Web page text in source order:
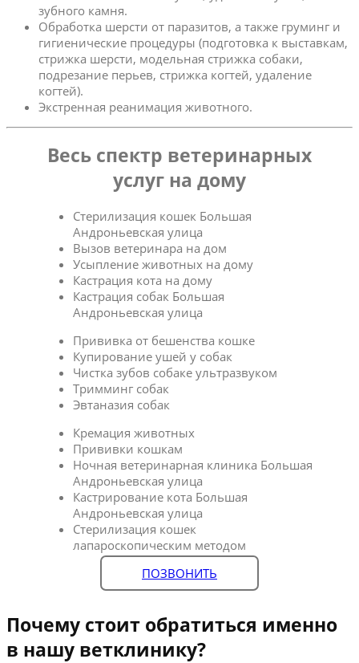
зубного камня.
Обработка шерсти от паразитов, а также груминг и
гигиенические процедуры (подготовка к выставкам,
стрижка шерсти, модельная стрижка собаки,
подрезание перьев, стрижка когтей, удаление
когтей).
Экстренная реанимация животного.
Весь спектр ветеринарных
услуг на дому
Стерилизация кошек Большая
Андроньевская улица
Вызов ветеринара на дом
Усыпление животных на дому
Кастрация кота на дому
Кастрация собак Большая
Андроньевская улица
Прививка от бешенства кошке
Купирование ушей у собак
Чистка зубов собаке ультразвуком
Тримминг собак
Эвтаназия собак
Кремация животных
Прививки кошкам
Ночная ветеринарная клиника Большая
Андроньевская улица
Кастрирование кота Большая
Андроньевская улица
Стерилизация кошек
лапароскопическим методом
ПОЗВОНИТЬ
Почему стоит обратиться именно
в нашу ветклинику?